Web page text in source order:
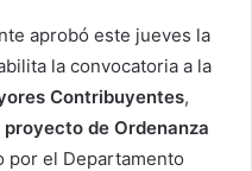
aprobó este jueves la
la convocatoria a la
Contribuyentes,
proyecto de Ordenanza
por el Departamento